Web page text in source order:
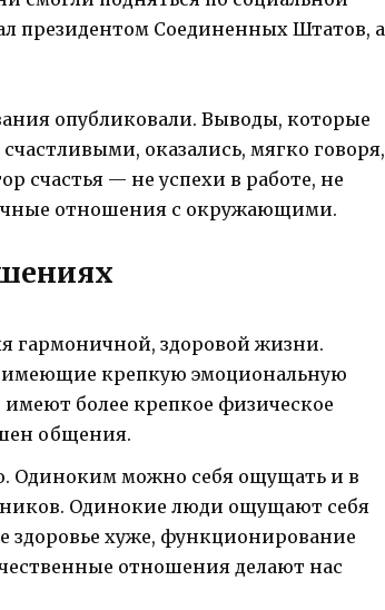
президентом Соединенных Штатов, а
опубликовали. Выводы, которые
оказались, мягко говоря,
счастья — не успехи в работе, не
отношения с окружающими.
гармоничной, здоровой жизни.
имеющие крепкую эмоциональную
более крепкое физическое
общения.
Одиноким можно себя ощущать и в
Одинокие люди ощущают себя
здоровье хуже, функционирование
отношения делают нас